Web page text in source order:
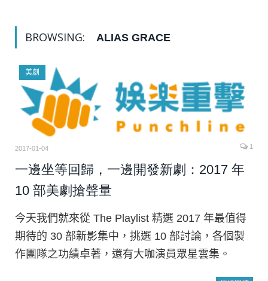
BROWSING: ALIAS GRACE
美劇
2017-01-04 1
一邊坐等回歸，一邊開發新劇：2017 年
10 部美劇搶聲量
今天我們就來從 The Playlist 精選 2017 年最值得
期待的 30 部新影集中，挑選 10 部討論，各個製
作團隊之功績卓著，還有大咖演員眾星雲集。